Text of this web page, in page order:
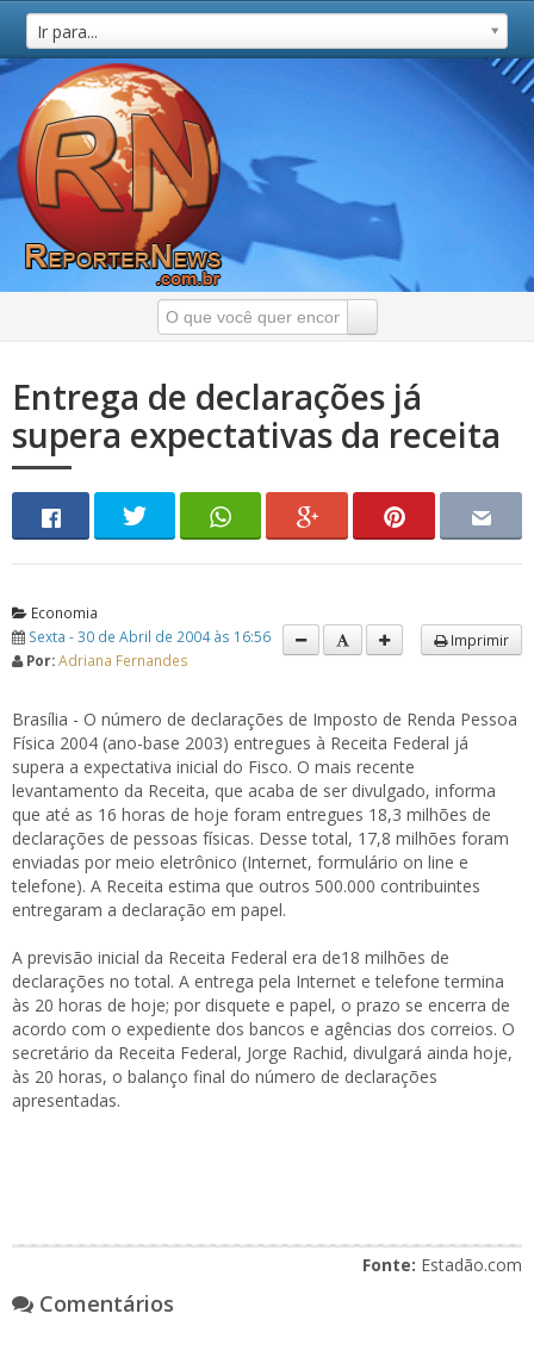
Ir para...
Entrega de declarações já
supera expectativas da receita
Economia
Sexta - 30 de Abril de 2004 às 16:56
Por:Adriana Fernandes
Imprimir
Brasília - O número de declarações de Imposto de Renda Pessoa
Física 2004 (ano-base 2003) entregues à Receita Federal já
supera a expectativa inicial do Fisco. O mais recente
levantamento da Receita, que acaba de ser divulgado, informa
que até as 16 horas de hoje foram entregues 18,3 milhões de
declarações de pessoas físicas. Desse total, 17,8 milhões foram
enviadas por meio eletrônico (Internet, formulário on line e
telefone). A Receita estima que outros 500.000 contribuintes
entregaram a declaração em papel.
A previsão inicial da Receita Federal era de18 milhões de
declarações no total. A entrega pela Internet e telefone termina
às 20 horas de hoje; por disquete e papel, o prazo se encerra de
acordo com o expediente dos bancos e agências dos correios. O
secretário da Receita Federal, Jorge Rachid, divulgará ainda hoje,
às 20 horas, o balanço final do número de declarações
apresentadas.
Fonte: Estadão.com
Comentários